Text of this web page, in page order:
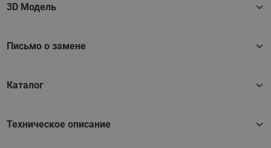
3D Модель
Письмо о замене
Каталог
Техническое описание